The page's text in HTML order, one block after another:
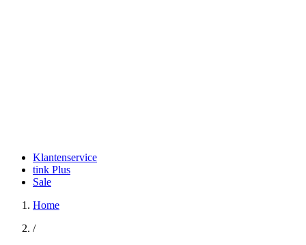
Klantenservice
tink Plus
Sale
Home
/